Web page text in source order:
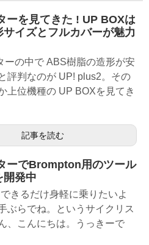
ーを見てきた ! UP BOXは
サイズとフルカバーが魅力
ーの中で ABS樹脂の造形が安
評判なのが UP! plus2。その
上位機種の UP BOXを見てき
記事を読む
ーでBrompton用のツール
開発中
きるだけ身軽に乗りたいよ
ぶらでね。というサイクリス
、こんにちは。うっきーで